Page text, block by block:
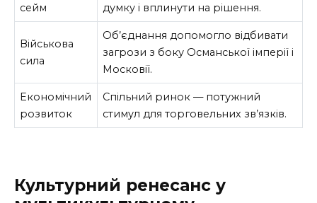
сейм
думку і вплинути на рішення.
Військова
сила
Об’єднання допомогло відбивати
загрози з боку Османської імперії і
Московії.
Економічний
розвиток
Спільний ринок — потужний
стимул для торговельних зв’язків.
Культурний ренесанс у